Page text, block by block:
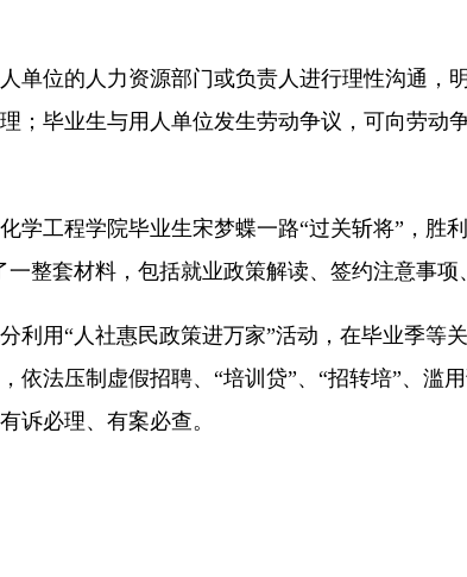
单位的人力资源部门或负责人进行理性沟通，
；毕业生与用人单位发生劳动争议，可向劳
学工程学院毕业生宋梦蝶一路“过关斩将”，胜
整套材料，包括就业政策解读、签约注意事
利用“人社惠民政策进万家”活动，在毕业季等
法压制虚假招聘、“培训贷”、“招转培”、滥
诉必理、有案必查。